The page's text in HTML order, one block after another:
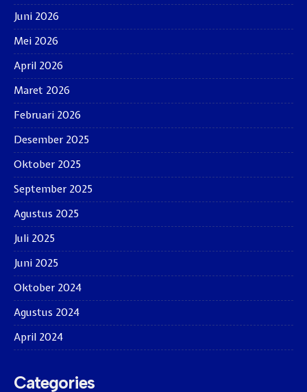
Juni 2026
Mei 2026
April 2026
Maret 2026
Februari 2026
Desember 2025
Oktober 2025
September 2025
Agustus 2025
Juli 2025
Juni 2025
Oktober 2024
Agustus 2024
April 2024
Categories